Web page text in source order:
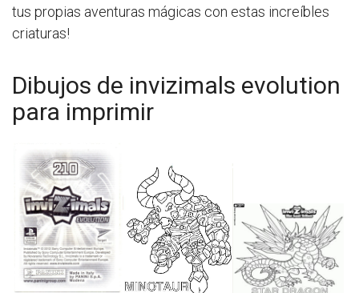
tus propias aventuras mágicas con estas increíbles
criaturas!
Dibujos de invizimals evolution
para imprimir